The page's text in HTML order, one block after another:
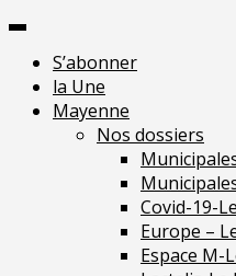
Skip
contentS’abonner
la Une
Mayenne
Nos dossiers
Covid-19-
Europe –
Espace M-